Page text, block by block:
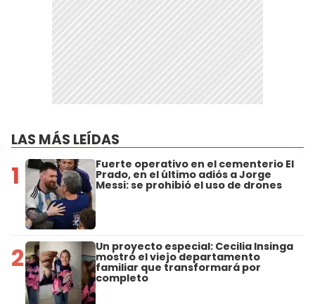
LAS MÁS LEÍDAS
1 Fuerte operativo en el cementerio El
Prado, en el último adiós a Jorge
Messi: se prohibió el uso de drones
2 Un proyecto especial: Cecilia Insinga
mostró el viejo departamento
familiar que transformará por
completo